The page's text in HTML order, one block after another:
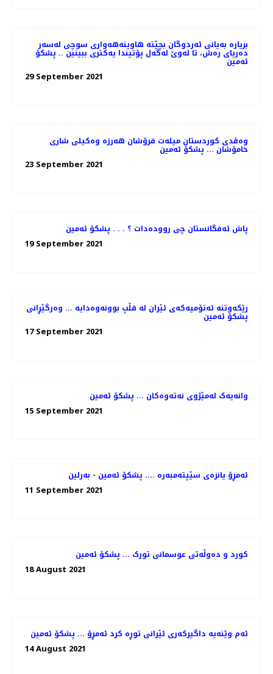
بریارە بەیانی ئەردوگان بچێتە هاوینەهەواری سوچی لەسەر
دەریای رەش، تا لەوێ لەگەل پۆتیندا یەکتری ببینین .. پشکۆ
ئەمین
29 September 2021
وەڤدی کوردستان میلەت فرۆشان هەرزە وەکیلی شاری
خامۆشان ... پشکۆ ئەمین
23 September 2021
پاش ئەفگانستان چی روودەدات ؟ . . . پشکۆ ئەمین
19 September 2021
رێکەوتنە ئەتۆمیەکەی ئێران لە قڵپ بوونەوەدایە ... وەرگێڕانی
پشکۆ ئەمین
17 September 2021
وانەیەک لەمێژوی نەتەوەکان ... پشکۆ ئەمین
15 September 2021
ئەمڕۆ یانزەی سێپتەمبەرە .... پشکۆ ئەمین - بەرلین
11 September 2021
کورد و دەوڵەتی عوسمانی تورک ... پشکۆ ئەمین
18 August 2021
ئەم وێنەیە داگیرکەری ئێرانی توڕە کرد ئەمڕۆ ... پشکۆ ئەمین
14 August 2021